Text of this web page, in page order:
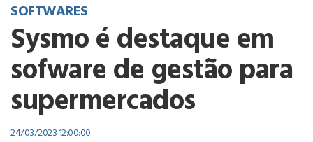
SOFTWARES
Sysmo é destaque em
sofware de gestão para
supermercados
24/03/2023 12:00:00